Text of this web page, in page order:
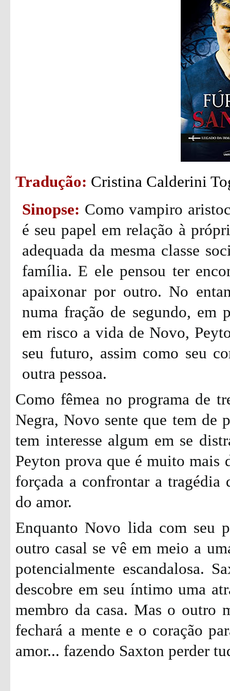
Tradução: Cristina Calderini
Sinopse: Como vampiro
é seu papel em relação à
adequada da mesma classe
família. E ele pensou ter
apaixonar por outro. No
numa fração de segundo, em
em risco a vida de Novo,
seu futuro, assim como seu
outra pessoa.
Como fêmea no programa de
Negra, Novo sente que tem de
tem interesse algum em se
Peyton prova que é muito
forçada a confrontar a tragédia
do amor.
Enquanto Novo lida com seu
outro casal se vê em meio a
potencialmente escandalosa.
descobre em seu íntimo uma
membro da casa. Mas o outro
fechará a mente e o coração
amor... fazendo Saxton perder